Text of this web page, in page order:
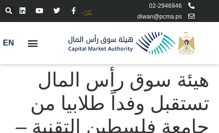
02-2946946
diwan@pcma.ps
EN
هيئة سوق رأس المال
تستقبل وفداً طلابيا من
جامعة فلسطين التقنية –